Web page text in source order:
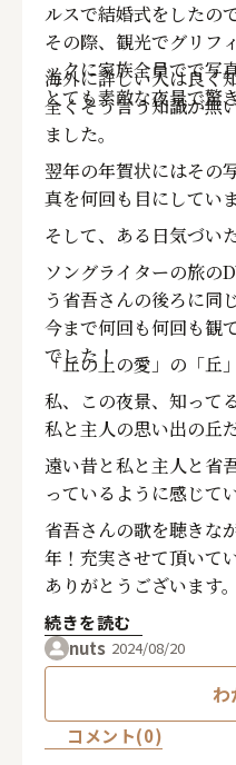
ルスで結婚式をしたの
その際、観光でグリフ
ックに家族全員でで写
とても素敵な夜景で驚
海外に詳しい人は良く
全くそう言う知識が無
ました。
翌年の年賀状にはその
真を何回も目にしてい
そして、ある日気づい
ソングライターの旅の
う省吾さんの後ろに同
今まで何回も何回も観
でした！
「丘の上の愛」の「丘
私、この夜景、知って
私と主人の思い出の丘
遠い昔と私と主人と省
っているように感じてい
省吾さんの歌を聴きな
年！充実させて頂いて
ありがとうございます。
続きを読む
nuts 2024/08/20
わ
コメント(0)